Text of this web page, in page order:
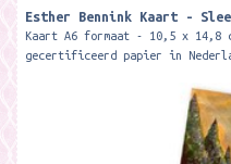
Esther Bennink Kaart -
Kaart A6 formaat - 10,5 x 14,8
gecertificeerd papier in